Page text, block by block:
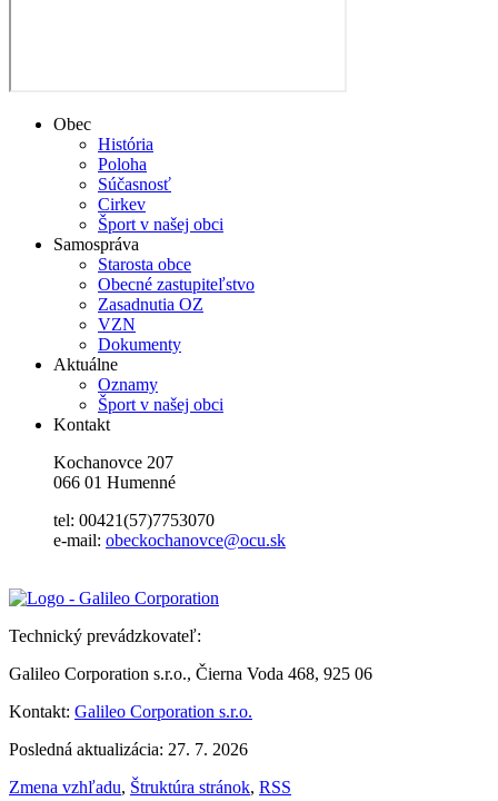
Obec
História
Poloha
Súčasnosť
Cirkev
Šport v našej obci
Samospráva
Starosta obce
Obecné zastupiteľstvo
Zasadnutia OZ
VZN
Dokumenty
Aktuálne
Oznamy
Šport v našej obci
Kontakt
Kochanovce 207
066 01 Humenné
tel: 00421(57)7753070
e-mail: obeckochanovce@ocu.sk
Technický prevádzkovateľ:
Galileo Corporation s.r.o., Čierna Voda 468, 925 06
Kontakt: Galileo Corporation s.r.o.
Posledná aktualizácia: 27. 7. 2026
Zmena vzhľadu, Štruktúra stránok, RSS